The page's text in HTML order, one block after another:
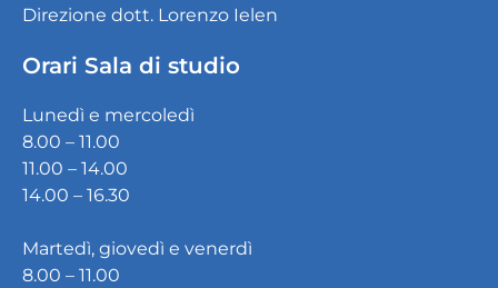
Direzione dott. Lorenzo Ielen
Orari Sala di studio
Lunedì e mercoledì
8.00 – 11.00
11.00 – 14.00
14.00 – 16.30
Martedì, giovedì e venerdì
8.00 – 11.00